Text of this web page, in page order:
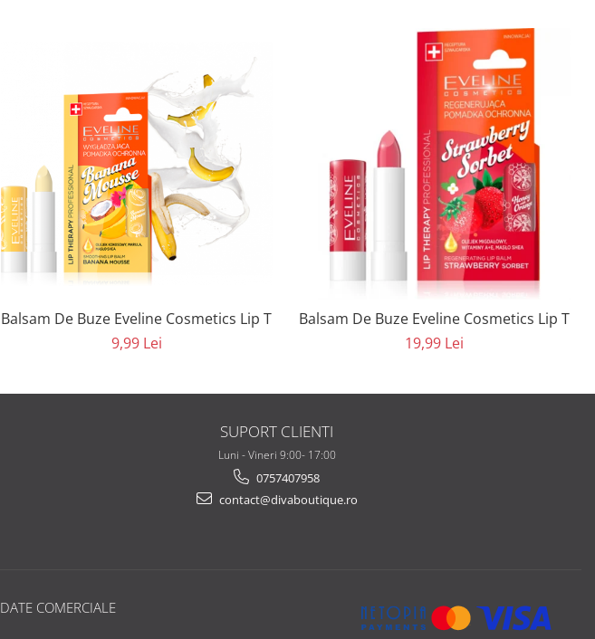
Balsam De Buze Eveline Cosmetics Lip Therapy Smoothing Balm Banana Mousse
9,99 Lei
Balsam De Buze Eveline Cosmetics Lip
19,99 Lei
SUPORT CLIENTI
Luni - Vineri 9:00- 17:00
0757407958
contact@divaboutique.ro
DATE COMERCIALE